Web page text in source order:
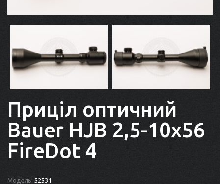
Приціл оптичний
Bauer HJB 2,5-10x56
FireDot 4
Модель: 52531